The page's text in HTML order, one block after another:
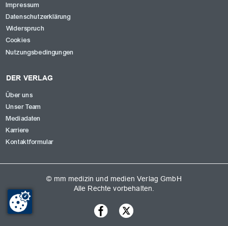
Impressum
Datenschutzerklärung
Widerspruch
Cookies
Nutzungsbedingungen
DER VERLAG
Über uns
Unser Team
Mediadaten
Karriere
Kontaktformular
© mm medizin und medien Verlag GmbH
Alle Rechte vorbehalten.